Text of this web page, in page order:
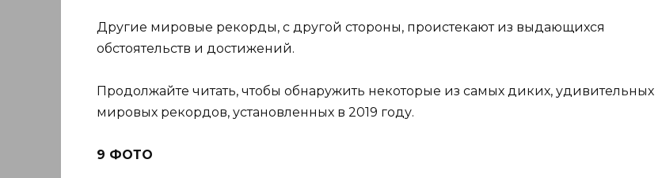
Другие мировые рекорды, с другой стороны, проистекают из выдающихся
обстоятельств и достижений.
Продолжайте читать, чтобы обнаружить некоторые из самых диких, удивительных
мировых рекордов, установленных в 2019 году.
9 ФОТО